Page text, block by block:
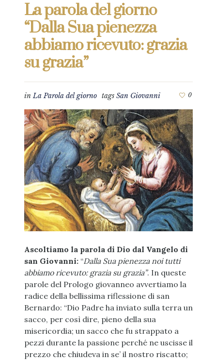
La parola del giorno
“Dalla Sua pienezza
abbiamo ricevuto: grazia
su grazia”
inLa Parola del giorno tags San Giovanni 0
Ascoltiamo la parola di Dio dal Vangelo di
san Giovanni: “Dalla Sua pienezza noi tutti
abbiamo ricevuto: grazia su grazia”. In queste
parole del Prologo giovanneo avvertiamo la
radice della bellissima riflessione di san
Bernardo: “Dio Padre ha inviato sulla terra un
sacco, per così dire, pieno della sua
misericordia; un sacco che fu strappato a
pezzi durante la passione perché ne uscisse il
prezzo che chiudeva in se’ il nostro riscatto;